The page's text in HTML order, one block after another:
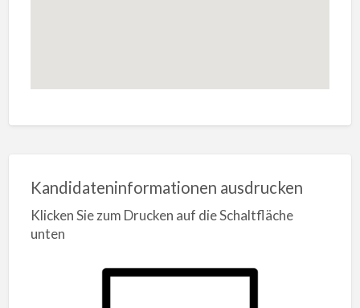
Kandidateninformationen ausdrucken
Klicken Sie zum Drucken auf die Schaltfläche
unten